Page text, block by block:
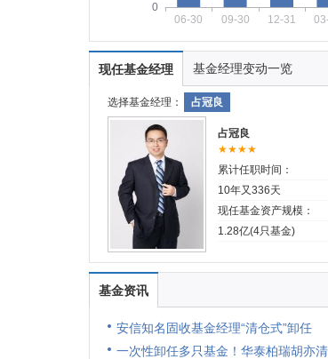
0
06-30 09-30 12-31
现任基金经理 基金经理变动一览
选择基金经理： 占冠良
占冠良
★★★★
累计任职时间：
10年又336天
现任基金资产规模：
1.28亿(4只基金)
基金资讯
安信知名固收基金经理“清仓式”卸任
一次性卸任多只基金！华泰柏瑞胡亦清